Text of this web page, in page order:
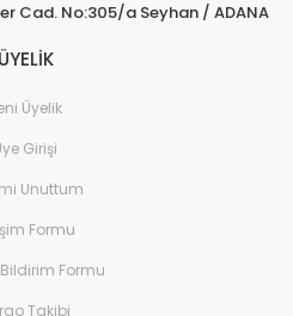
Cad. No:305/a Seyhan / ADANA
ÜYELİK
Üyelik
Girişi
Unuttum
Formu
Formu
Takibi